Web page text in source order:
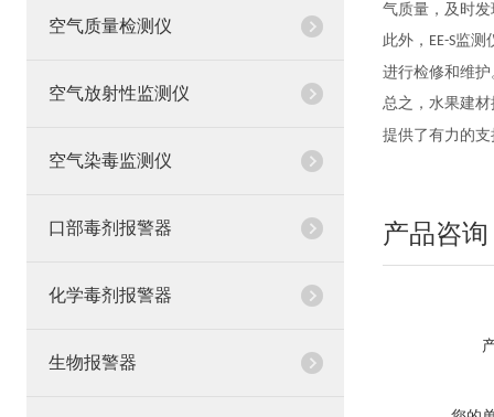
空气质量检测仪
空气放射性监测仪
空气染毒监测仪
口部毒剂报警器
化学毒剂报警器
生物报警器
气质量，及时
此外， EE-S监测
进行检修和维
总之，水果建
提供了有力的
产品咨询